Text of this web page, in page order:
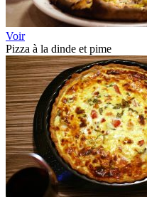
Voir
Pizza à la dinde et pime